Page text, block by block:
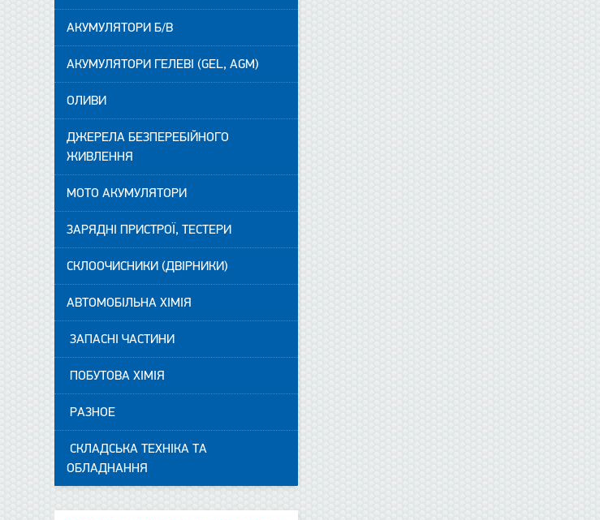
АКУМУЛЯТОРИ Б/В
АКУМУЛЯТОРИ ГЕЛЕВІ (GEL, AGM)
ОЛИВИ
ДЖЕРЕЛА БЕЗПЕРЕБІЙНОГО
ЖИВЛЕННЯ
МОТО АКУМУЛЯТОРИ
ЗАРЯДНІ ПРИСТРОЇ, ТЕСТЕРИ
СКЛООЧИСНИКИ (ДВІРНИКИ)
АВТОМОБІЛЬНА ХІМІЯ
ЗАПАСНІ ЧАСТИНИ
ПОБУТОВА ХІМІЯ
РАЗНОЕ
СКЛАДСЬКА ТЕХНІКА ТА
ОБЛАДНАННЯ